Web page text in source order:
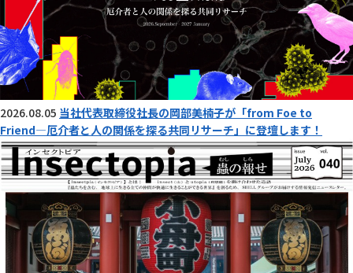
2026.08.05 当社代表取締役社長の岡部美楠子が「from Foe to
Friend―厄介者と人の関係を探る共同リサーチ」に登壇します！